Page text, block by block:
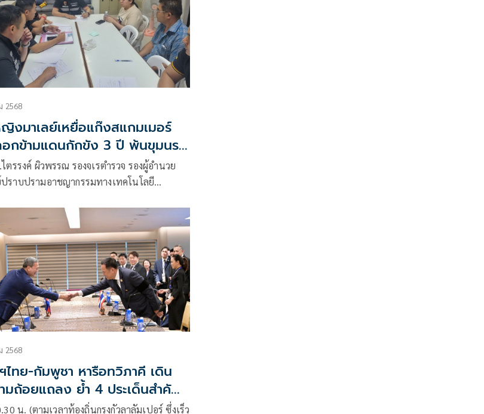
2568
งมาเลย์เหยื่อแก๊งสแกมเมอร์
กข้ามแดนกักขัง 3 ปี พ้นขุมนรก
า
ตรรงค์ ผิวพรรณ รองจเรตำรวจ รองผู้อำนวย
ราบปรามอาชญากรรมทางเทคโนโลยี
ส.ตร.) และประธานอนุกรรมการประชาสัมพันธ์
รกระทำความผิดอาชญากรรมทางเทคโนโลยี
ผยความคืบหน้ามูลนิธิกระจกเงา เข้าให้ข้อมูล
าเลเซียเชื้อสายจีนถูกหลอกไปเป็นสแกมเมอร์
ศเมียนมาร์นานกว่า 3 ปี ถูกกักขังทำร้ายร่างกาย
2568
ไทย-กัมพูชา หารือทวิภาคี เดิน
มถ้อยแถลง ย้ำ 4 ประเด็นสำคัญ
ติภาพ
น. (ตามเวลาท้องถิ่นกรุงกัวลาลัมเปอร์ ซึ่งเร็ว